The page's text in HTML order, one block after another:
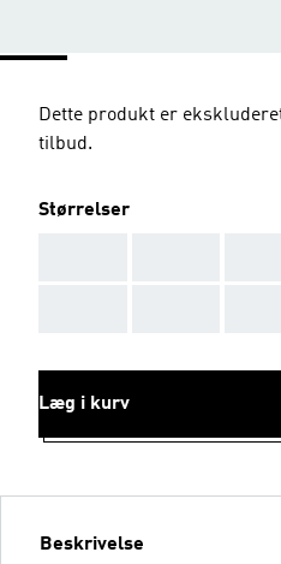
Dette produkt er
tilbud.
Størrelser
Læg i kurv
Beskrivelse